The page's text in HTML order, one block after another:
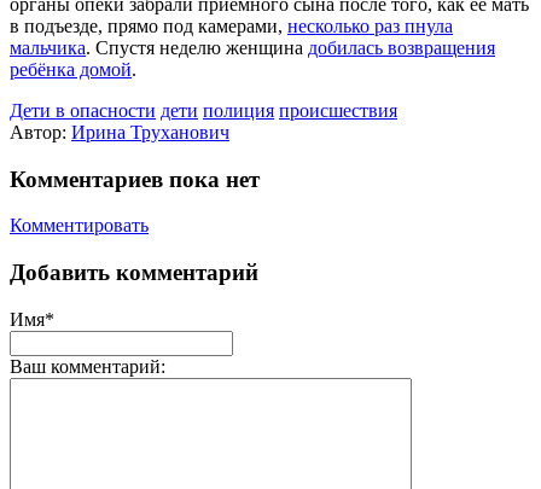
в подъезде, прямо под камерами, несколько раз пнула
мальчика. Спустя неделю женщина добилась возвращения
ребёнка домой.
Дети в опасности дети полиция происшествия
Автор: Ирина Труханович
Комментариев пока нет
Комментировать
Добавить комментарий
Имя*
Ваш комментарий: